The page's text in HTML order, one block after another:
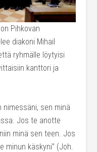
Pihkovan
diakoni Mihail
ryhmälle löytyisi
kanttori ja
nimessäni, sen minä
Jos te anotte
minä sen teen. Jos
minun käskyni” (Joh.